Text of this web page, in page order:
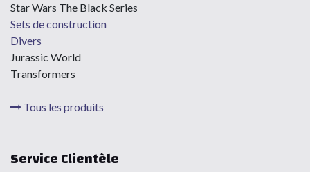
Star Wars The Black Series
Sets de construction
Divers
Jurassic World
Transformers
Tous les produits
Service Clientèle